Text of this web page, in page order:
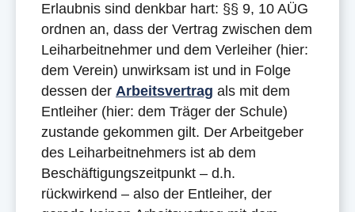
Erlaubnis sind denkbar hart: §§ 9, 10 AÜG
ordnen an, dass der Vertrag zwischen dem
Leiharbeitnehmer und dem Verleiher (hier:
dem Verein) unwirksam ist und in Folge
dessen der Arbeitsvertrag als mit dem
Entleiher (hier: dem Träger der Schule)
zustande gekommen gilt. Der Arbeitgeber
des Leiharbeitnehmers ist ab dem
Beschäftigungszeitpunkt – d.h.
rückwirkend – also der Entleiher, der